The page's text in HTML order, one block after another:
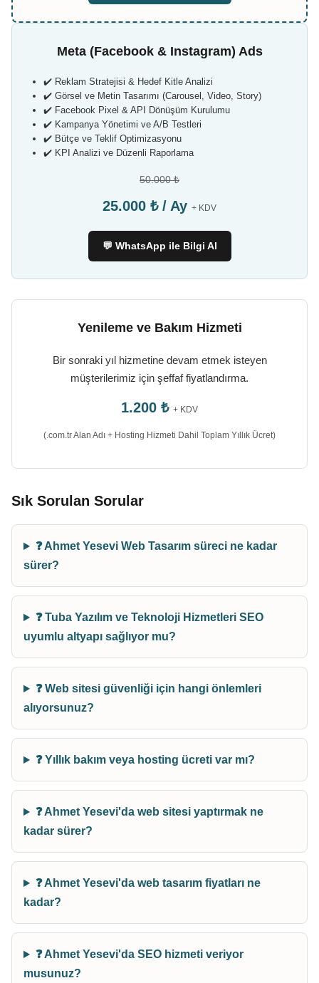
Meta (Facebook & Instagram) Ads
✔️ Reklam Stratejisi & Hedef Kitle Analizi
✔️ Görsel ve Metin Tasarımı (Carousel, Video, Story)
✔️ Facebook Pixel & API Dönüşüm Kurulumu
✔️ Kampanya Yönetimi ve A/B Testleri
✔️ Bütçe ve Teklif Optimizasyonu
✔️ KPI Analizi ve Düzenli Raporlama
50.000 ₺
25.000 ₺ / Ay + KDV
💬 WhatsApp ile Bilgi Al
Yenileme ve Bakım Hizmeti
Bir sonraki yıl hizmetine devam etmek isteyen
müşterilerimiz için şeffaf fiyatlandırma.
1.200 ₺ + KDV
(.com.tr Alan Adı + Hosting Hizmeti Dahil Toplam Yıllık Ücret)
Sık Sorulan Sorular
❓ Ahmet Yesevi Web Tasarım süreci ne kadar
sürer?
❓ Tuba Yazılım ve Teknoloji Hizmetleri SEO
uyumlu altyapı sağlıyor mu?
❓ Web sitesi güvenliği için hangi önlemleri
alıyorsunuz?
❓ Yıllık bakım veya hosting ücreti var mı?
❓ Ahmet Yesevi'da web sitesi yaptırmak ne
kadar sürer?
❓ Ahmet Yesevi'da web tasarım fiyatları ne
kadar?
❓ Ahmet Yesevi'da SEO hizmeti veriyor
musunuz?